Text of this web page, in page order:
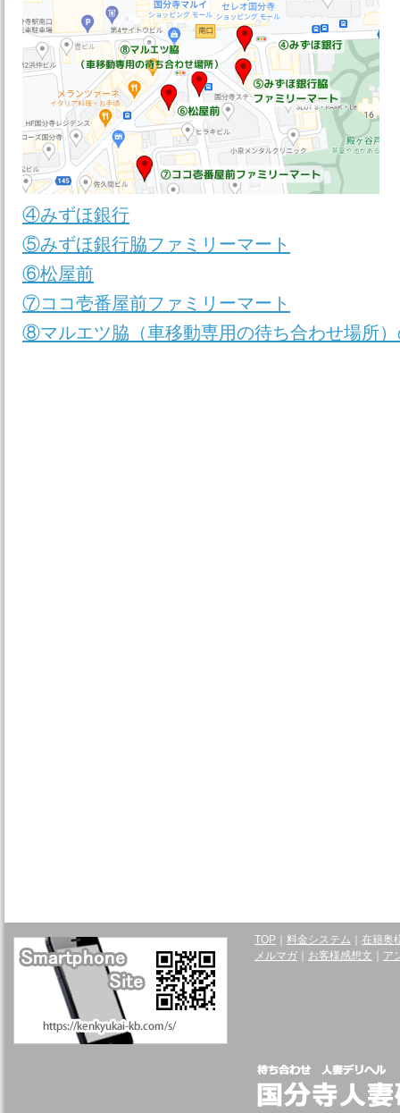
④みずほ銀行
⑤みずほ銀行脇ファミリーマート
⑥松屋前
⑦ココ壱番屋前ファミリーマート
⑧マルエツ脇（車移動専用の待ち合わせ場所
TOP 料金システム
在籍奥
メルマガ
お客様感想文 ア